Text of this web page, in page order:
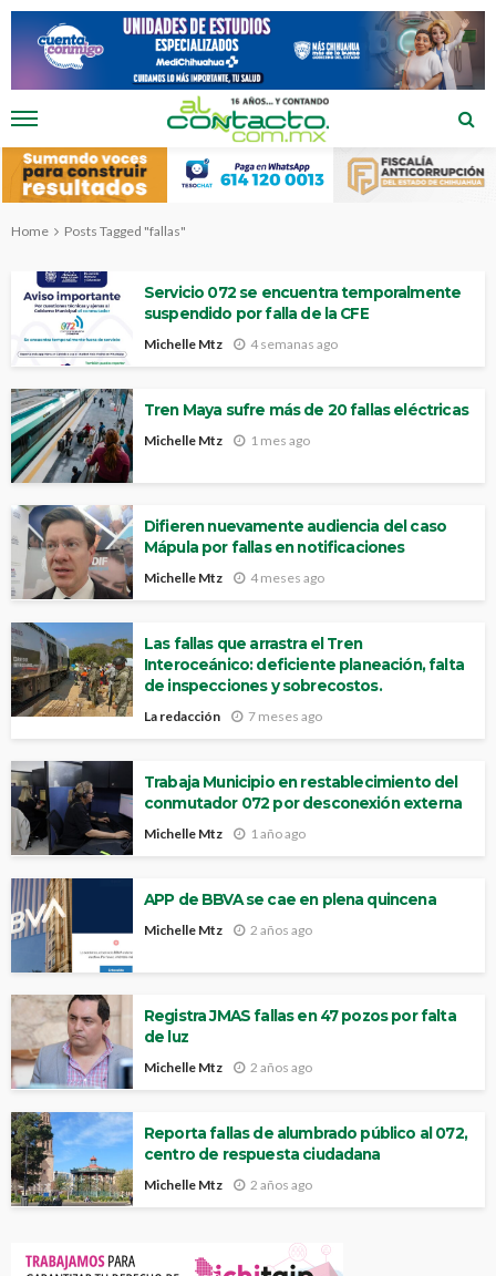
Home Posts Tagged "fallas"
Servicio 072 se encuentra temporalmente
suspendido por falla de la CFE
Michelle Mtz 4 semanas ago
Tren Maya sufre más de 20 fallas eléctricas
Michelle Mtz 1 mes ago
Difieren nuevamente audiencia del caso
Mápula por fallas en notificaciones
Michelle Mtz 4 meses ago
Las fallas que arrastra el Tren
Interoceánico: deficiente planeación, falta
de inspecciones y sobrecostos.
La redacción 7 meses ago
Trabaja Municipio en restablecimiento del
conmutador 072 por desconexión externa
Michelle Mtz 1 año ago
APP de BBVA se cae en plena quincena
Michelle Mtz 2 años ago
Registra JMAS fallas en 47 pozos por falta
de luz
Michelle Mtz 2 años ago
Reporta fallas de alumbrado público al 072,
centro de respuesta ciudadana
Michelle Mtz 2 años ago